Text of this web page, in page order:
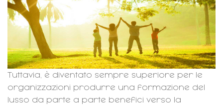
Tuttavia, è diventato sempre superiore per le
organizzazioni produrre una formazione del
lusso da parte a parte benefici verso la